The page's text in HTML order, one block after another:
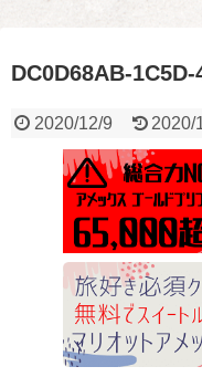
DC0D68AB-
2020/12/9 2020/